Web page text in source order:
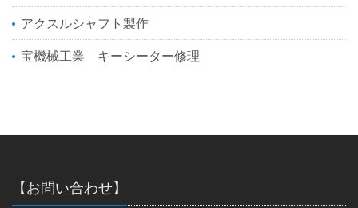
アクスルシャフト製作
宝機械工業 キーシーター修理
【お問い合わせ】